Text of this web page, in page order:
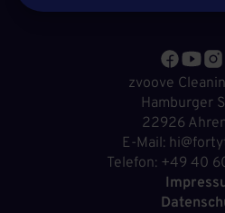
zvoove
Hamburger
22926
E-Mail:
Telefon: +49 40